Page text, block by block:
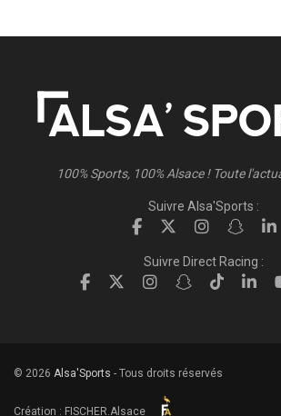
100% Sports, 100% Alsace ! Toute
Suivre Alsa'Sports :
Suivre Direct Racing :
© 2026 Alsa'Sports - Tous droits réservés
Création : FISCHER.Alsace